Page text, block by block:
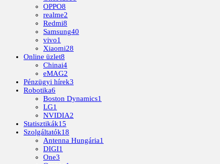
OPPO8
realme2
Redmi8
Samsung40
vivo1
Xiaomi28
Online üzlet8
Chinai4
eMAG2
Pénzügyi hírek3
Robotika6
Boston Dynamics1
LG1
NVIDIA2
Statisztikák15
Szolgáltatók18
Antenna Hungária1
DIGI1
One3